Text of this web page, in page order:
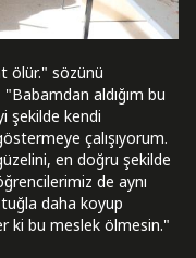
ölür." sözünü
aldığım bu
şekilde kendi
çalışıyorum.
en doğru şekilde
de aynı
daha koyup
ki bu meslek ölmesin."